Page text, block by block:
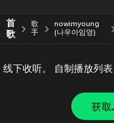
首
歌
歌
手
nowimyoung
(나우아임영)
线下收听。 自制播放列
获取